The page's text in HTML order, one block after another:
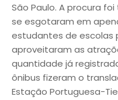
São Paulo. A procura
se esgotaram em
estudantes de escolas
aproveitaram as
quantidade já
ônibus fizeram o
Estação Portuguesa-